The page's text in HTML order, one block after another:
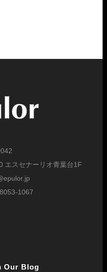
エスセナーリオ青葉台1F
1067
Our Blog